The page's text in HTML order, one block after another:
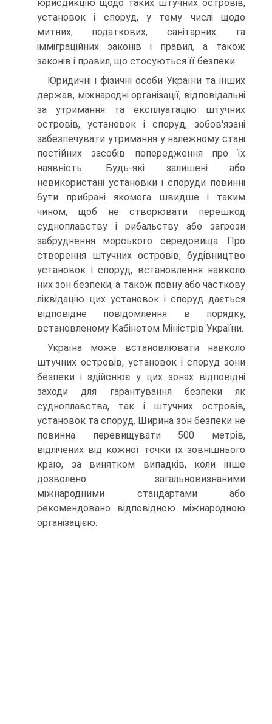
юрисдикцію щодо таких штучних островів,
установок і споруд, у тому числі щодо
митних, податкових, санітарних та
імміграційних законів і правил, а також
законів і правил, що сто­суються її безпеки.
Юридичні і фізичні особи України та інших
держав, міжнародні організації, відповідальні
за утримання та експлуатацію штучних
островів, установок і спо­руд, зобов'язані
забезпечувати утримання у належному стані
постійних засобів попередження про їх
наявність. Будь-які залишені або
невикористані установки і споруди повинні
бути прибрані якомога швидше і таким
чином, щоб не створю­вати перешкод
судноплавству і рибальству або загрози
забруднення морського середовища. Про
створення штучних островів, будівництво
установок і споруд, встановлення навколо
них зон безпеки, а також повну або часткову
ліквідацію цих установок і споруд дається
відповідне повідомлення в порядку,
встановле­ному Кабінетом Міністрів України.
Україна може встановлювати навколо
штучних островів, установок і споруд зони
безпеки і здійснює у цих зонах відповідні
заходи для гарантування безпе­ки як
судноплавства, так і штучних островів,
установок та споруд. Ширина зон безпеки не
повинна перевищувати 500 метрів,
відлічених від кожної точки їх зо­внішнього
краю, за винятком випадків, коли інше
дозволено загальновизнаними
міжнародними стандартами або
рекомендовано відповідною міжнародною
організацією.